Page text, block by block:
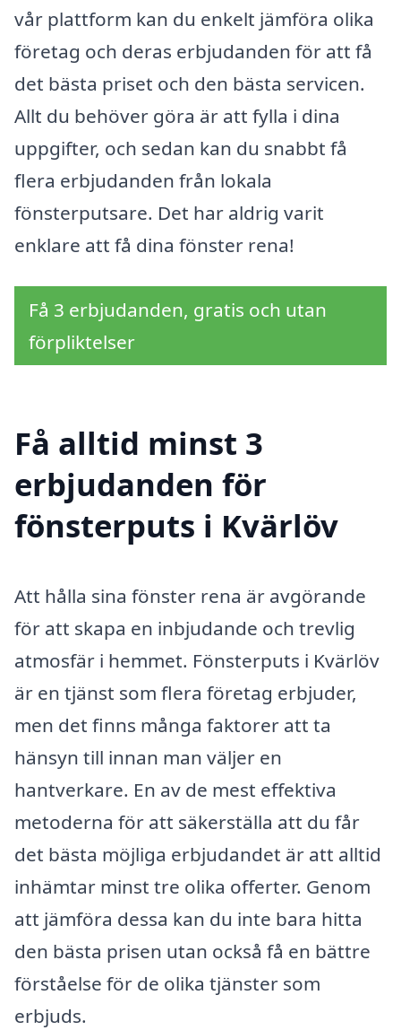
vår plattform kan du enkelt jämföra olika
företag och deras erbjudanden för att få
det bästa priset och den bästa servicen.
Allt du behöver göra är att fylla i dina
uppgifter, och sedan kan du snabbt få
flera erbjudanden från lokala
fönsterputsare. Det har aldrig varit
enklare att få dina fönster rena!
Få 3 erbjudanden, gratis och utan
förpliktelser
Få alltid minst 3
erbjudanden för
fönsterputs i Kvärlöv
Att hålla sina fönster rena är avgörande
för att skapa en inbjudande och trevlig
atmosfär i hemmet. Fönsterputs i Kvärlöv
är en tjänst som flera företag erbjuder,
men det finns många faktorer att ta
hänsyn till innan man väljer en
hantverkare. En av de mest effektiva
metoderna för att säkerställa att du får
det bästa möjliga erbjudandet är att alltid
inhämtar minst tre olika offerter. Genom
att jämföra dessa kan du inte bara hitta
den bästa prisen utan också få en bättre
förståelse för de olika tjänster som
erbjuds.